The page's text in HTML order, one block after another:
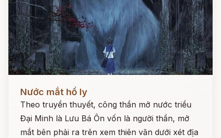
Nước mắt hồ ly
Theo truyền thuyết, công thần mở nước triều
Đại Minh là Lưu Bá Ôn vốn là người thần, mở
mắt bên phải ra trên xem thiên văn dưới xét địa